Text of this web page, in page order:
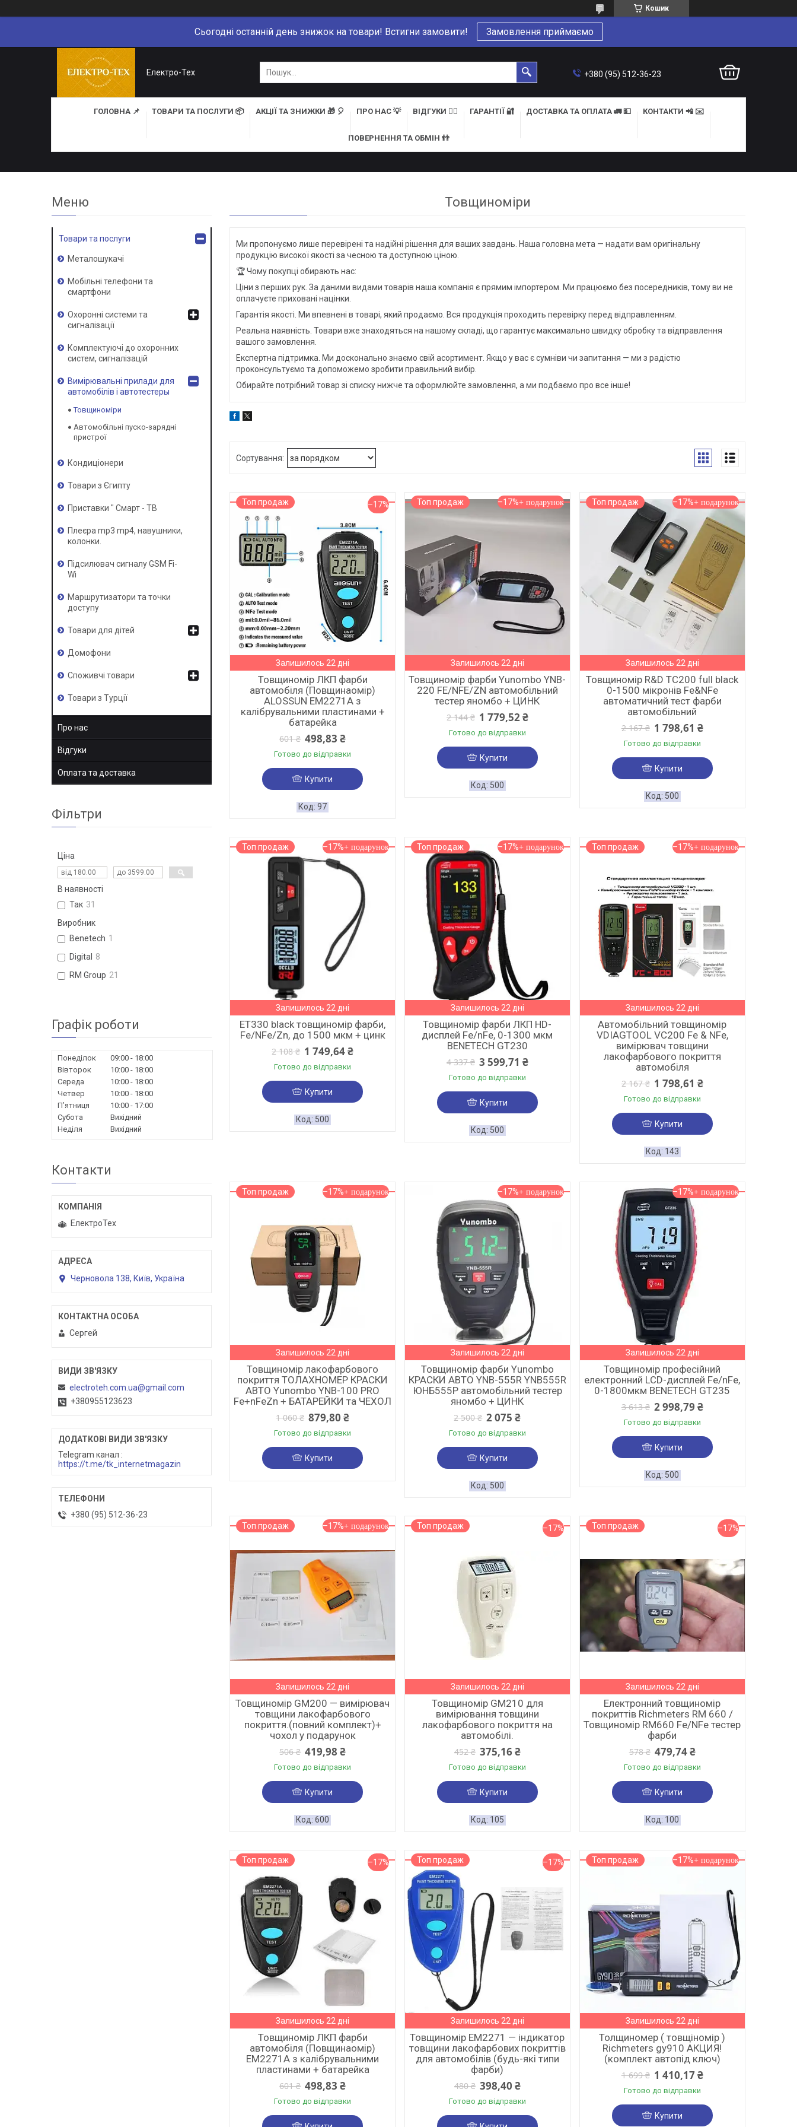
Кошик
Сьогодні останній день знижок на товари! Встигни замовити! Замовлення приймаємо
Електро-Тех +380 (95) 512-36-23
ГОЛОВНА 📌 ТОВАРИ ТА ПОСЛУГИ 📦 АКЦІЇ ТА ЗНИЖКИ 🎁 🎈 ПРО НАС 💡 ВІДГУКИ 👍🏻 ГАРАНТІЇ 🔐 ДОСТАВКА ТА ОПЛАТА 🚛 💵 КОНТАКТИ 📲 ✉️
ПОВЕРНЕННЯ ТА ОБМІН 👬
Товщиноміри
Ми пропонуємо лише перевірені та надійні рішення для ваших завдань. Наша головна мета — надати вам оригінальну
продукцію високої якості за чесною та доступною ціною.
🏆 Чому покупці обирають нас:
Ціни з перших рук. За даними видами товарів наша компанія є прямим імпортером. Ми працюємо без посередників, тому ви не
оплачуєте приховані націнки.
Гарантія якості. Ми впевнені в товарі, який продаємо. Вся продукція проходить перевірку перед відправленням.
Реальна наявність. Товари вже знаходяться на нашому складі, що гарантує максимально швидку обробку та відправлення
вашого замовлення.
Експертна підтримка. Ми досконально знаємо свій асортимент. Якщо у вас є сумніви чи запитання — ми з радістю
проконсультуємо та допоможемо зробити правильний вибір.
Обирайте потрібний товар зі списку нижче та оформлюйте замовлення, а ми подбаємо про все інше!
Топ продаж –17%
Залишилось 22 дні
Товщиномір ЛКП фарби
автомобіля (Повщинаомір)
ALOSSUN EM2271A з
калібрувальними пластинами +
батарейка
601 ₴ 498,83 ₴
Готово до відправки
Купити
97
Топ продаж –17%
Залишилось 22 дні
Товщиномір фарби Yunombo YNB-
220 FE/NFE/ZN автомобільний
тестер яномбо + ЦИНК
2 144 ₴ 1 779,52 ₴
Готово до відправки
Купити
500
Топ продаж –17%
Залишилось 22 дні
Товщиномір R&D TC200 full black
0-1500 мікронів Fe&NFe
автоматичний тест фарби
автомобільний
2 167 ₴ 1 798,61 ₴
Готово до відправки
Купити
500
Топ продаж –17%
Залишилось 22 дні
ET330 black товщиномір фарби,
Fe/NFe/Zn, до 1500 мкм + цинк
2 108 ₴ 1 749,64 ₴
Готово до відправки
Купити
500
Топ продаж –17%
Залишилось 22 дні
Товщиномір фарби ЛКП HD-
дисплей Fe/nFe, 0-1300 мкм
BENETECH GT230
4 337 ₴ 3 599,71 ₴
Готово до відправки
Купити
500
Топ продаж –17%
Залишилось 22 дні
Автомобільний товщиномір
VDIAGTOOL VC200 Fe & NFe,
вимірювач товщини
лакофарбового покриття
автомобіля
2 167 ₴ 1 798,61 ₴
Готово до відправки
Купити
143
Топ продаж –17%
Залишилось 22 дні
Товщиномір лакофарбового
покриття ТОЛАХНОМЕР КРАСКИ
АВТО Yunombo YNB-100 PRO
Fe+nFeZn + БАТАРЕЙКИ та ЧЕХОЛ
1 060 ₴ 879,80 ₴
Готово до відправки
Купити
–17%
Залишилось 22 дні
Товщиномір фарби Yunombo
КРАСКИ АВТО YNB-555R YNB555R
ЮНБ555Р автомобільний тестер
яномбо + ЦИНК
2 500 ₴ 2 075 ₴
Готово до відправки
Купити
500
–17%
Залишилось 22 дні
Товщиномір професійний
електронний LCD-дисплей Fe/nFe,
0-1800мкм BENETECH GT235
3 613 ₴ 2 998,79 ₴
Готово до відправки
Купити
500
Топ продаж –17%
Залишилось 22 дні
Товщиномір GM200 — вимірювач
товщини лакофарбового
покриття.(повний комплект)+
чохол у подарунок
506 ₴ 419,98 ₴
Готово до відправки
Купити
600
Топ продаж –17%
Залишилось 22 дні
Товщиномір GM210 для
вимірювання товщини
лакофарбового покриття на
автомобілі.
452 ₴ 375,16 ₴
Готово до відправки
Купити
105
Топ продаж –17%
Залишилось 22 дні
Електронний товщиномір
покриттів Richmeters RM 660 /
Товщиномір RM660 Fe/NFe тестер
фарби
578 ₴ 479,74 ₴
Готово до відправки
Купити
100
Топ продаж –17%
Залишилось 22 дні
Товщиномір ЛКП фарби
автомобіля (Повщинаомір)
EM2271A з калібрувальними
пластинами + батарейка
601 ₴ 498,83 ₴
Готово до відправки
Топ продаж –17%
Залишилось 22 дні
Товщиномір EM2271 — індикатор
товщини лакофарбових покриттів
для автомобілів (будь-які типи
фарби)
480 ₴ 398,40 ₴
Готово до відправки
Топ продаж –17%
Залишилось 22 дні
Толщиномер ( товщіномір )
Richmeters gy910 АКЦИЯ!
(комплект автопід ключ)
1 699 ₴ 1 410,17 ₴
Готово до відправки
Купити
Товари та послуги
Металошукачі
Мобільні телефони та
смартфони
Охоронні системи та
сигналізації
Комплектуючі до охоронних
систем, сигналізацій
Вимірювальні прилади для
автомобілів і автотестеры
Товщиноміри
Автомобільні пуско-зарядні
пристрої
Кондиціонери
Товари з Єгипту
Приставки " Смарт - ТВ
Плеєра mp3 mp4, навушники,
колонки.
Підсилювач сигналу GSM Fi-
Wi
Маршрутизатори та точки
доступу
Товари для дітей
Домофони
Споживчі товари
Товари з Турції
Про нас
Відгуки
Оплата та доставка
Фільтри
Ціна
В наявності
Так 31
Виробник
Benetech 1
Digital
8
RM Group 21
Графік роботи
Понеділок 09:00
18:00
Вівторок
10:00
18:00
Середа
10:00
18:00
Четвер
10:00
18:00
Пʼятниця
10:00
17:00
Субота
Вихідний
Неділя
Вихідний
Контакти
ЕлектроТех
Черновола 138, Київ, Україна
Сергей
electroteh.com.ua@gmail.com
+380955123623
Telegram канал
https://t.me/tk_internetmagazin
+380 (95) 512-36-23